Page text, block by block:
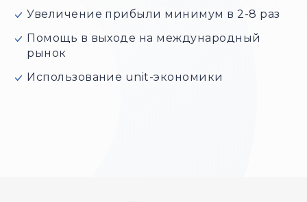
Увеличение прибыли минимум в 2-8 раз
Помощь в выходе на международный
рынок
Использование unit-экономики